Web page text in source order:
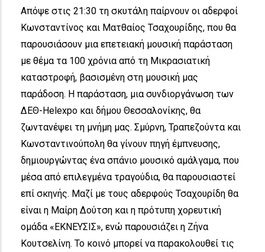
Απόψε στις 21:30 τη σκυτάλη παίρνουν οι αδερφοί
Κωνσταντίνος και Ματθαίος Τσαχουρίδης, που θα
παρουσιάσουν μια επετειακή μουσική παράσταση
με θέμα τα 100 χρόνια από τη Μικρασιατική
καταστροφή, βασισμένη στη μουσική μας
παράδοση. Η παράσταση, μια συνδιοργάνωση των
ΔΕΘ-Helexpo και δήμου Θεσσαλονίκης, θα
ζωντανέψει τη μνήμη μας. Σμύρνη, Τραπεζούντα και
Κωνσταντινούπολη θα γίνουν πηγή έμπνευσης,
δημιουργώντας ένα σπάνιο μουσικό αμάλγαμα, που
μέσα από επιλεγμένα τραγούδια, θα παρουσιαστεί
επί σκηνής. Μαζί με τους αδερφούς Τσαχουρίδη θα
είναι η Μαίρη Δούτση και η πρότυπη χορευτική
ομάδα «ΕΚΝΕΥΣΙΣ», ενώ παρουσιάζει η Ζήνα
Κουτσελίνη. Το κοινό μπορεί να παρακολουθεί τις